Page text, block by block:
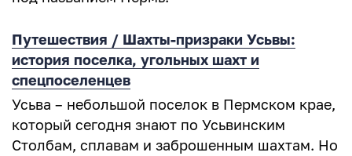
Путешествия / Шахты-призраки Усьвы:
история поселка, угольных шахт и
спецпоселенцев
Усьва – небольшой поселок в Пермском крае,
который сегодня знают по Усьвинским
Столбам, сплавам и заброшенным шахтам. Но